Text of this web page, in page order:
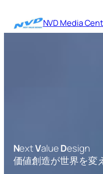
を
NVD Media
NextValueDesign
価値創造が世界を変